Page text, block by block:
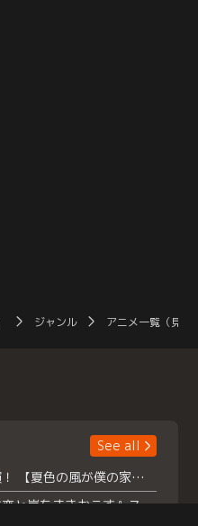
ジャンル アニメ一覧（見放
See all
浮所飛貴主演！ 【夏色の風が僕の家にやってきた】 本日よりテラサで独占配信スタート！
『夏色の雲が恋と嵐をまきおこす』スペシャルメイキング 【Part1】2026年７月18日（土）23時30分～配信スタート！話題のシーンの裏側を大公開！豪華キャスト大集合！ 『武宮家 真夏の家族会議』開催！